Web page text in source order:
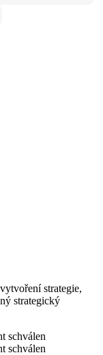
strategie,
strategický
schválen
schválen